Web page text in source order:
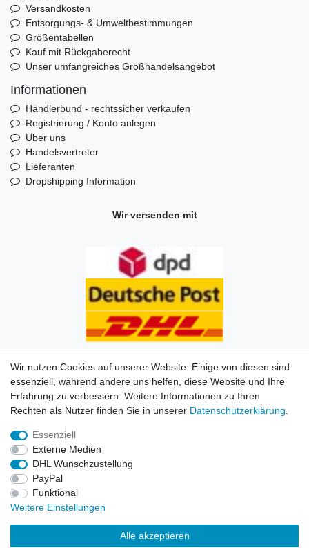
Versandkosten
Entsorgungs- & Umweltbestimmungen
Größentabellen
Kauf mit Rückgaberecht
Unser umfangreiches Großhandelsangebot
Informationen
Händlerbund - rechtssicher verkaufen
Registrierung / Konto anlegen
Über uns
Handelsvertreter
Lieferanten
Dropshipping Information
Wir versenden mit
Impressum Daten­schutz­erklärung AGB Kontakt
© Copyright 2026 | Alle Rechte vorbehalten. HL-
Handelsgesellschaft mbH.
Alle Markennamen, Warenzeichen sowie sämtliche
Produktbilder und Beschreibungen sind Eigentum Ihrer
rechtmäßigen Eigentümer und dienen hier nur der
Wir nutzen Cookies auf unserer Website. Einige von diesen sind
essenziell, während andere uns helfen, diese Website und Ihre
Erfahrung zu verbessern. Weitere Informationen zu Ihren
Rechten als Nutzer finden Sie in unserer Daten­schutz­erklärung
Essenziell
Externe Medien
DHL Wunschzustellung
PayPal
Funktional
Weitere Einstellungen
Alle akzeptieren